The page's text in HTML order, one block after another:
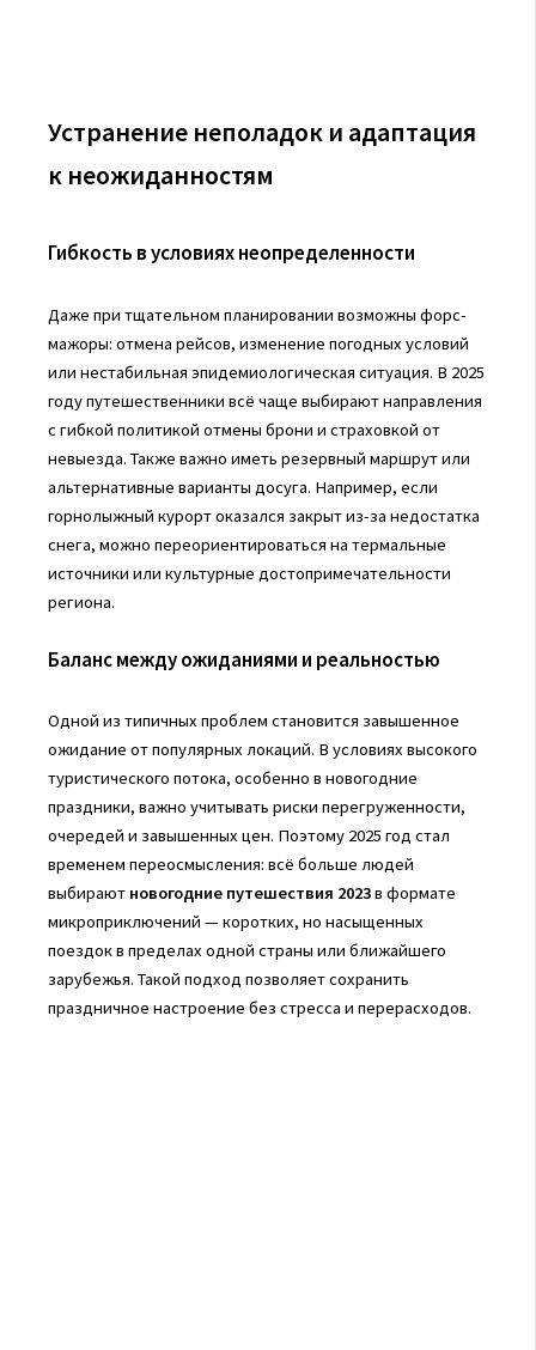
Устранение неполадок и адаптация
к неожиданностям
Гибкость в условиях неопределенности
Даже при тщательном планировании возможны форс-
мажоры: отмена рейсов, изменение погодных условий
или нестабильная эпидемиологическая ситуация. В 2025
году путешественники всё чаще выбирают направления
с гибкой политикой отмены брони и страховкой от
невыезда. Также важно иметь резервный маршрут или
альтернативные варианты досуга. Например, если
горнолыжный курорт оказался закрыт из-за недостатка
снега, можно переориентироваться на термальные
источники или культурные достопримечательности
региона.
Баланс между ожиданиями и реальностью
Одной из типичных проблем становится завышенное
ожидание от популярных локаций. В условиях высокого
туристического потока, особенно в новогодние
праздники, важно учитывать риски перегруженности,
очередей и завышенных цен. Поэтому 2025 год стал
временем переосмысления: всё больше людей
выбирают новогодние путешествия 2023в формате
микроприключений — коротких, но насыщенных
поездок в пределах одной страны или ближайшего
зарубежья. Такой подход позволяет сохранить
праздничное настроение без стресса и перерасходов.